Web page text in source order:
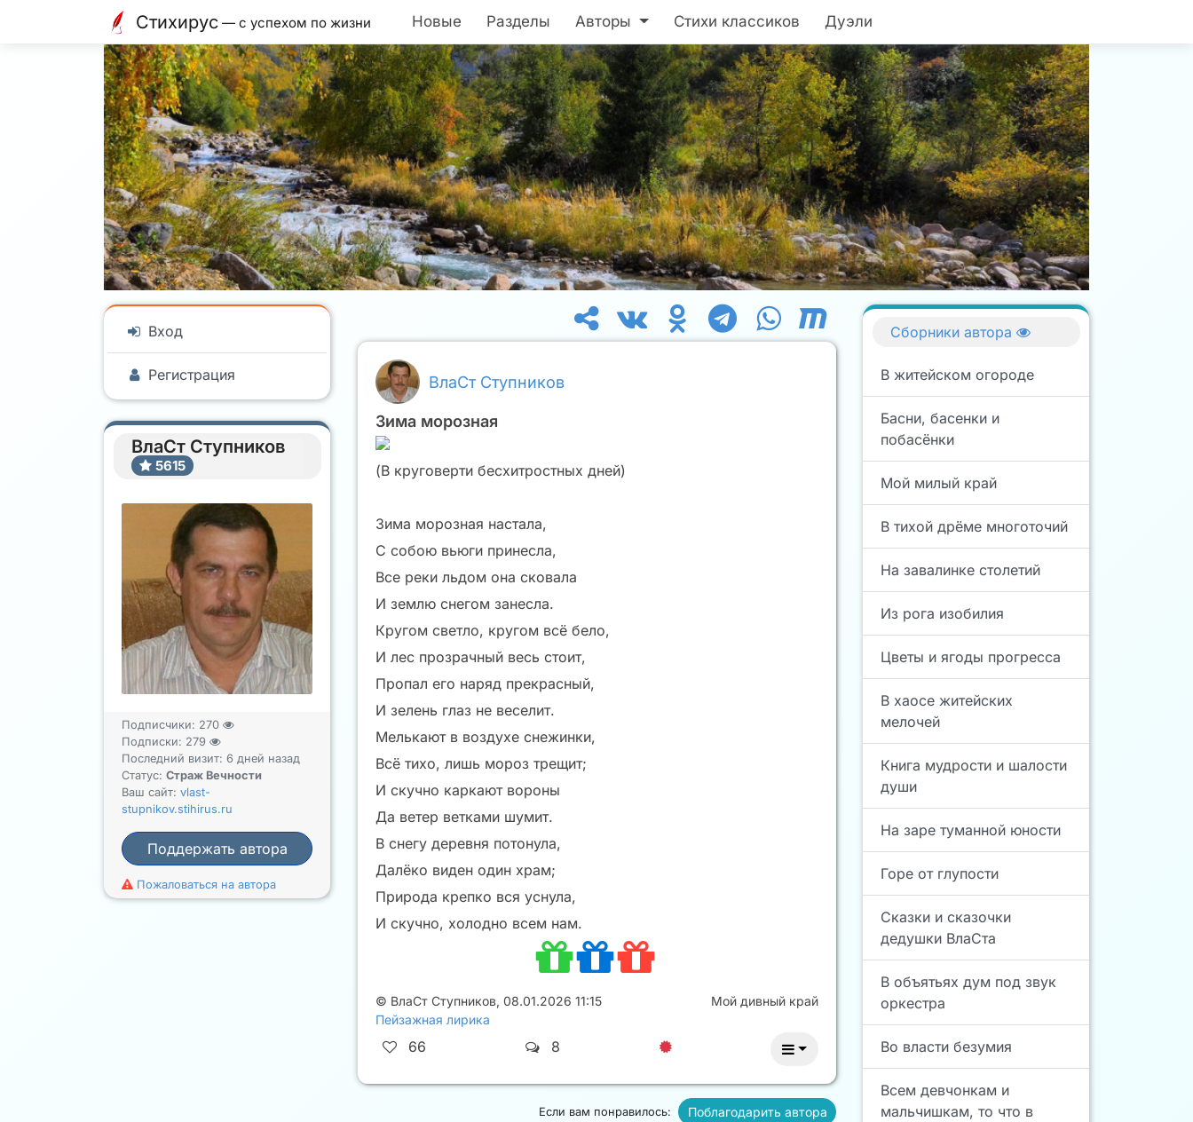
Стихирус — с успехом по жизни Новые Разделы Авторы Стихи классиков Дуэли
Вход
Регистрация
ВлаСт Ступников
5615
Подписчики: 270
Подписки: 279
Последний визит: 6 дней назад
Статус: Страж Вечности
Ваш сайт: vlast-
stupnikov.stihirus.ru
Поддержать автора
Пожаловаться на автора
ВлаСт Ступников
Зима морозная
(В круговерти бесхитростных дней)
Зима морозная настала,
С собою вьюги принесла,
Все реки льдом она сковала
И землю снегом занесла.
Кругом светло, кругом всё бело,
И лес прозрачный весь стоит,
Пропал его наряд прекрасный,
И зелень глаз не веселит.
Мелькают в воздухе снежинки,
Всё тихо, лишь мороз трещит;
И скучно каркают вороны
Да ветер ветками шумит.
В снегу деревня потонула,
Далёко виден один храм;
Природа крепко вся уснула,
И скучно, холодно всем нам.
© ВлаСт Ступников, 08.01.2026 11:15
Пейзажная лирика
Мой дивный край
66 8
Если вам понравилось: Поблагодарить автора
Сборники автора
В житейском огороде
Басни, басенки и
побасёнки
Мой милый край
В тихой дрёме многоточий
На завалинке столетий
Из рога изобилия
Цветы и ягоды прогресса
В хаосе житейских
мелочей
Книга мудрости и шалости
души
На заре туманной юности
Горе от глупости
Сказки и сказочки
дедушки ВлаСта
В объятьях дум под звук
оркестра
Во власти безумия
Всем девчонкам и
мальчишкам, то что в